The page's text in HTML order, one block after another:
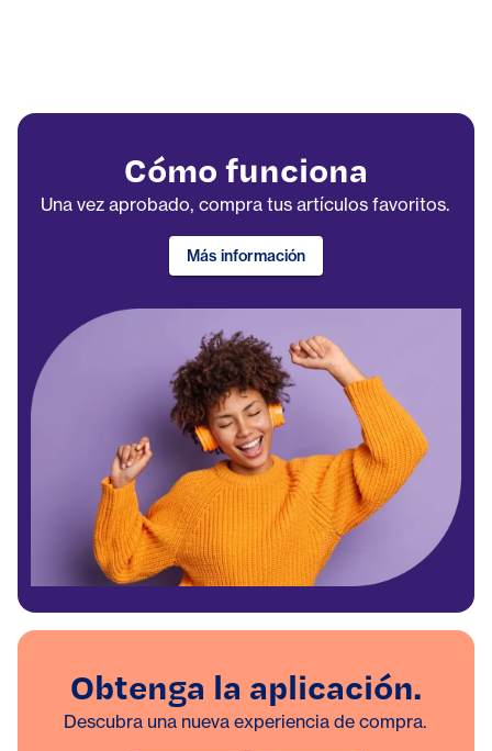
Cómo funciona
Una vez aprobado, compra tus artículos favoritos.
Más información
Obtenga la aplicación.
Descubra una nueva experiencia de compra.